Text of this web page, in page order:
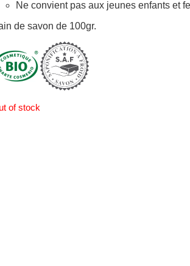
Ne convient pas aux jeunes enfants et
de savon de 100gr.
of stock